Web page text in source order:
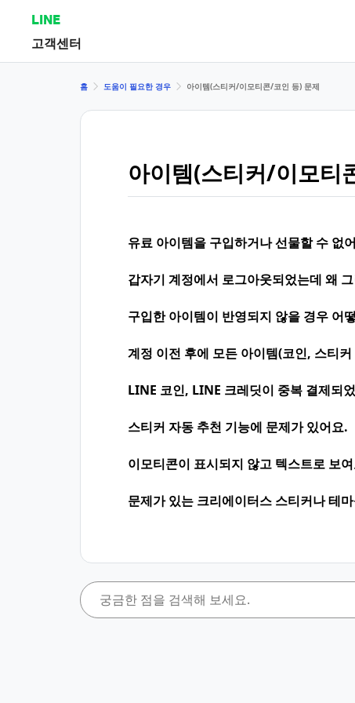
LINE
고객센터
홈 도움이 필요한 경우 아이템(스티커/이모티콘/코인 등) 문제
아이템(스티커/이모티
유료 아이템을 구입하거나 선물할 수 없
갑자기 계정에서 로그아웃되었는데 왜
구입한 아이템이 반영되지 않을 경우 어
계정 이전 후에 모든 아이템(코인, 스티
LINE 코인, LINE 크레딧이 중복 결제되
스티커 자동 추천 기능에 문제가 있어요.
이모티콘이 표시되지 않고 텍스트로 보
문제가 있는 크리에이터스 스티커나 테